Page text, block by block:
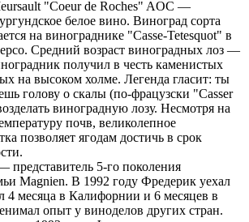
"Coeur de Roches" AOC —
белое вино. Виноград сорта
на винограднике "Casse-Tetesquot" в
Средний возраст виноградных лоз —
получил в честь каменистых
на высоком холме. Легенда гласит: ты
голову о скалы (по-фрацузски "Casser
виноградную лозу. Несмотря на
почв, великолепное
позволяет ягодам достичь в срок
5-го поколения
Magnien. В 1992 году Фредерик уехал
4 месяца в Калифорнии и 6 месяцев в
опыт у виноделов других стран.